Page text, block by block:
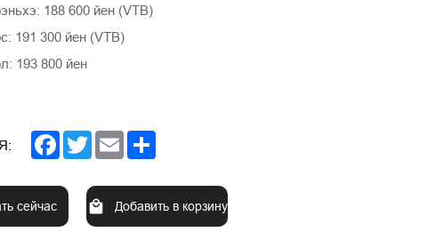
188 600 йен (VTB)
191 300 йен (VTB)
193 800 йен
Facebook
TwitterEmail
сейчас Добавить в корзину